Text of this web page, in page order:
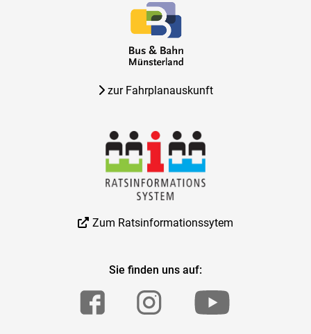
zur Fahrplanauskunft
Zum Ratsinformationssytem
Sie finden uns auf: